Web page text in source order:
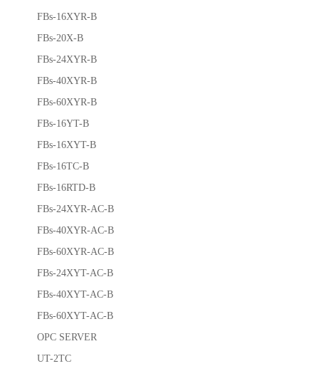
FBs-16XYR-B
FBs-20X-B
FBs-24XYR-B
FBs-40XYR-B
FBs-60XYR-B
FBs-16YT-B
FBs-16XYT-B
FBs-16TC-B
FBs-16RTD-B
FBs-24XYR-AC-B
FBs-40XYR-AC-B
FBs-60XYR-AC-B
FBs-24XYT-AC-B
FBs-40XYT-AC-B
FBs-60XYT-AC-B
OPC SERVER
UT-2TC